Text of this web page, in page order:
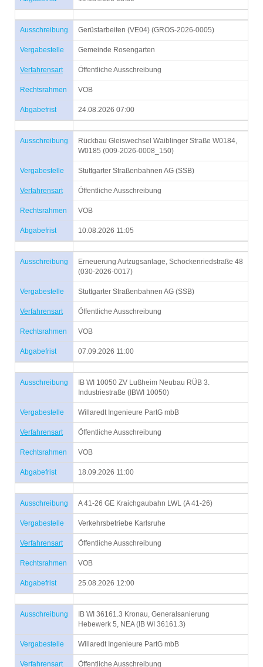
Ausschreibung Gerüstarbeiten (VE04) (GROS-2026-0005)
Vergabestelle Gemeinde Rosengarten
Verfahrensart Öffentliche Ausschreibung
Rechtsrahmen VOB
Abgabefrist 24.08.2026 07:00
Ausschreibung
Rückbau Gleiswechsel Waiblinger Straße W0184,
W0185 (009-2026-0008_150)
Vergabestelle Stuttgarter Straßenbahnen AG (SSB)
Verfahrensart Öffentliche Ausschreibung
Rechtsrahmen VOB
Abgabefrist 10.08.2026 11:05
Ausschreibung
Erneuerung Aufzugsanlage, Schockenriedstraße 48
(030-2026-0017)
Vergabestelle Stuttgarter Straßenbahnen AG (SSB)
Verfahrensart Öffentliche Ausschreibung
Rechtsrahmen VOB
Abgabefrist 07.09.2026 11:00
Ausschreibung
IB WI 10050 ZV Lußheim Neubau RÜB 3.
Industriestraße (IBWI 10050)
Vergabestelle Willaredt Ingenieure PartG mbB
Verfahrensart Öffentliche Ausschreibung
Rechtsrahmen VOB
Abgabefrist 18.09.2026 11:00
Ausschreibung A 41-26 GE Kraichgaubahn LWL (A 41-26)
Vergabestelle Verkehrsbetriebe Karlsruhe
Verfahrensart Öffentliche Ausschreibung
Rechtsrahmen VOB
Abgabefrist 25.08.2026 12:00
Ausschreibung
IB WI 36161.3 Kronau, Generalsanierung
Hebewerk 5, NEA (IB WI 36161.3)
Vergabestelle Willaredt Ingenieure PartG mbB
Verfahrensart Öffentliche Ausschreibung